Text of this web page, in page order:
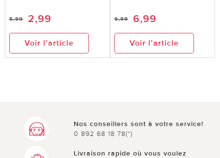
5,99 2,99
Voir l’article
9,99 6,99
Voir l’article
Nos conseillers sont à votre service!
0 892 68 18 78(*)
Livraison rapide où vous voulez